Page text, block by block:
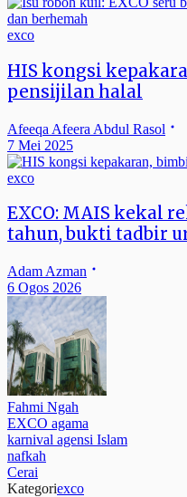
exco
HIS kongsi
pensijilan halal
Afeeqa Afeera Abdul Rasol
7 Mei 2025
exco
EXCO: MAIS kekal
tahun, bukti tadbir
Adam Azman
6 Ogos 2026
Fahmi Ngah
EXCO agama
karnival agensi Islam
nafkah
Cerai
Kategoriexco